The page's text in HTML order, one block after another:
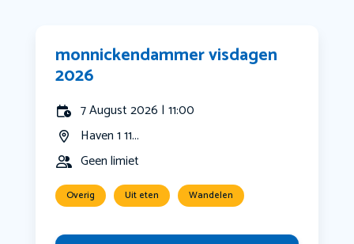
monnickendammer visdagen
2026
7 August 2026 | 11:00
Haven 1 11...
Geen limiet
Overig Uit eten Wandelen